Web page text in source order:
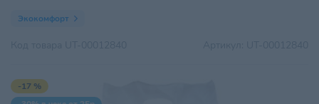
Экокомфорт
-17 %